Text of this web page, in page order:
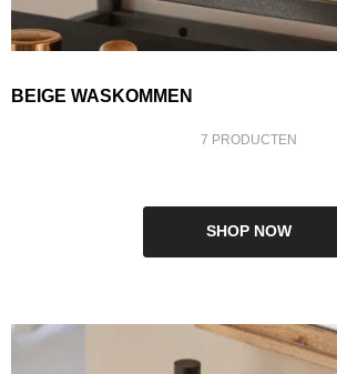
BEIGE WASKOMMEN
7 PRODUCTEN
SHOP NOW